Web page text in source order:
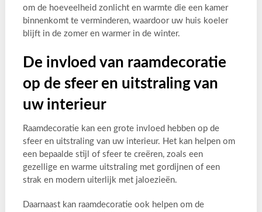
om de hoeveelheid zonlicht en warmte die een kamer
binnenkomt te verminderen, waardoor uw huis koeler
blijft in de zomer en warmer in de winter.
De invloed van raamdecoratie
op de sfeer en uitstraling van
uw interieur
Raamdecoratie kan een grote invloed hebben op de
sfeer en uitstraling van uw interieur. Het kan helpen om
een bepaalde stijl of sfeer te creëren, zoals een
gezellige en warme uitstraling met gordijnen of een
strak en modern uiterlijk met jaloezieën.
Daarnaast kan raamdecoratie ook helpen om de